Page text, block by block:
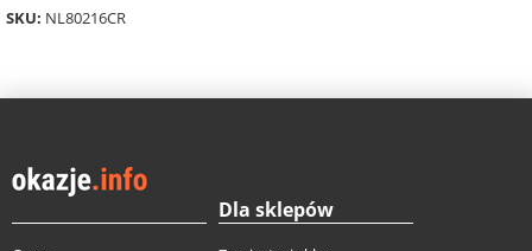
SKU: NL80216CR
Dla sklepów